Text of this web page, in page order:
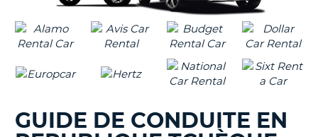
GUIDE DE CONDUITE EN